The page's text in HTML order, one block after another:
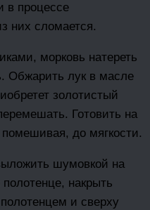
в процессе
них сломается.
морковь натереть
Обжарить лук в масле
золотистый
Готовить на
до мягкости.
шумовкой на
накрыть
и сверху